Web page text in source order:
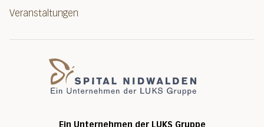
Veranstaltungen
Ein Unternehmen der LUKS Gruppe